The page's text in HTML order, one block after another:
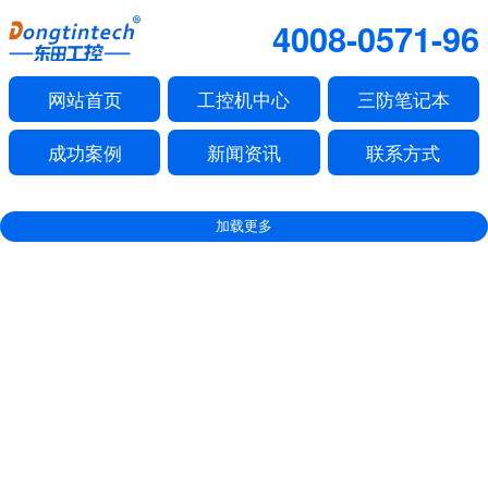
4008-0571-96
网站首页 工控机中心 三防笔记本
成功案例 新闻资讯 联系方式
加载更多